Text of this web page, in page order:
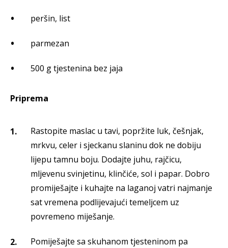
peršin, list
parmezan
500 g tjestenina bez jaja
Priprema
Rastopite maslac u tavi, popržite luk, češnjak,
mrkvu, celer i sjeckanu slaninu dok ne dobiju
lijepu tamnu boju. Dodajte juhu, rajčicu,
mljevenu svinjetinu, klinčiće, sol i papar. Dobro
promiješajte i kuhajte na laganoj vatri najmanje
sat vremena podlijevajući temeljcem uz
povremeno miješanje.
Pomiješajte sa skuhanom tjesteninom pa